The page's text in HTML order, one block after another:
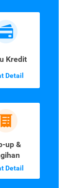
Kredit
Detail
up &
Detail